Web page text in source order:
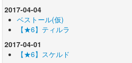
2017-04-04
ベストール(仮)
【★6】ティルラ
2017-04-01
【★6】スケルド